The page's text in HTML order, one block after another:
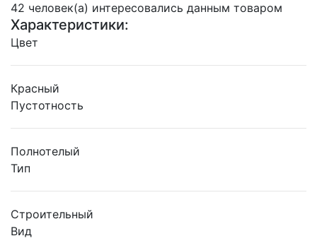
42 человек(а) интересовались данным товаром
Характеристики:
Цвет
Красный
Пустотность
Полнотелый
Тип
Строительный
Вид